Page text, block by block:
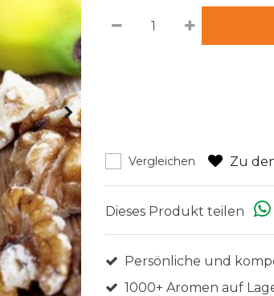
Vergleichen Zu
Dieses Produkt teilen
Persönliche und
1000+ Aromen auf